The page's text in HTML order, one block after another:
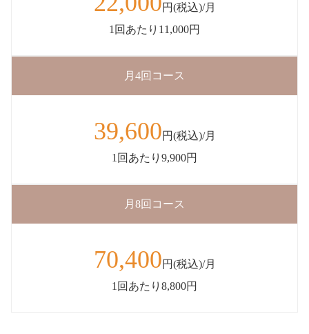
円(税込)/月
1回あたり11,000円
月4回コース
39,600円(税込)/月
1回あたり9,900円
月8回コース
70,400円(税込)/月
1回あたり8,800円